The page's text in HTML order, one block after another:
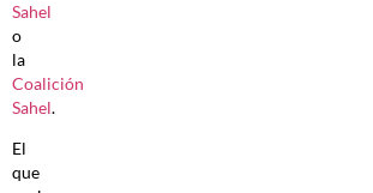
Sahel
o
la
Coalición
Sahel.
El
que